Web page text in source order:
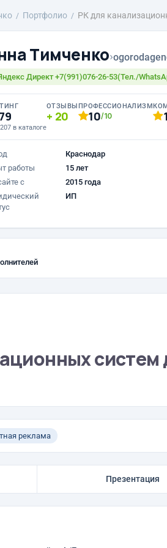
Портфолио РК для
Тимченко›
Директ +7(991)076-26-53(Тел./
в каталоге
ОТЗЫВЫ
20
ПРОФЕССИОНАЛИЗМ
10/10
Краснодар
работы
15 лет
с
2015 года
ИП
систем
реклама
Презентация